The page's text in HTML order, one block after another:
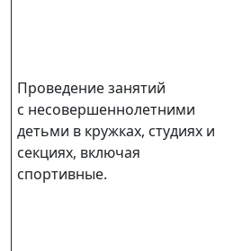
Проведение занятий
с несовершеннолетними
детьми в кружках, студиях и
секциях, включая
спортивные.